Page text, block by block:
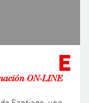
E
ON-LINE